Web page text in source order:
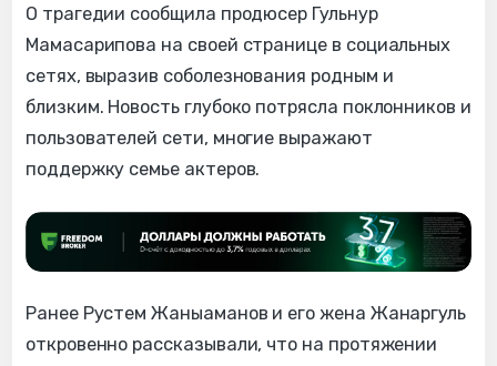
О трагедии сообщила продюсер Гульнур
Мамасарипова на своей странице в социальных
сетях, выразив соболезнования родным и
близким. Новость глубоко потрясла поклонников и
пользователей сети, многие выражают
поддержку семье актеров.
Ранее Рустем Жаныаманов и его жена Жанаргуль
откровенно рассказывали, что на протяжении